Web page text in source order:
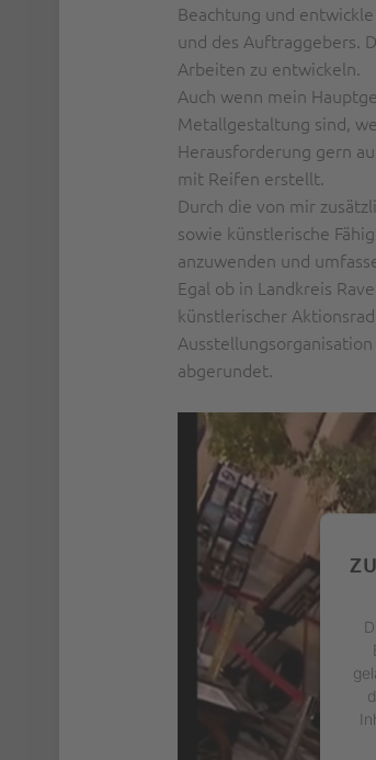
Beachtung und
und des Auftraggebers.
Arbeiten zu entwickeln.
Auch wenn mein
Metallgestaltung sind,
Herausforderung gern
mit Reifen erstellt.
Durch die von mir
sowie künstlerische
anzuwenden und
Egal ob in Landkreis
künstlerischer
abgerundet.